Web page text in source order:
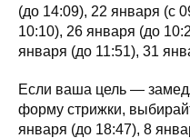
(до 14:09), 22 января (с
10:10), 26 января (до
января (до 11:51), 31
Если ваша цель —
форму стрижки,
января (до 18:47), 8